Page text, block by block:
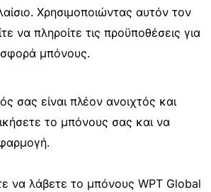
Χρησιμοποιώντας αυτόν τον
να πληροίτε τις προϋποθέσεις για
μπόνους.
σας είναι πλέον ανοιχτός και
το μπόνους σας και να
να λάβετε το μπόνους WPT Global